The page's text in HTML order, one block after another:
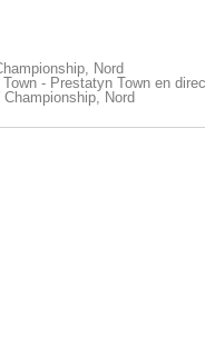
Nord
- Prestatyn Town en
Nord